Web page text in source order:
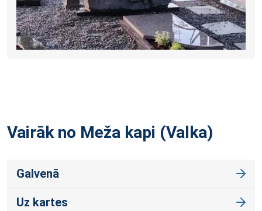
Vairāk no Meža kapi (Valka)
Galvenā
Uz kartes